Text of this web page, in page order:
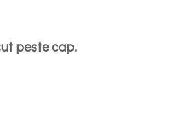
peste cap.